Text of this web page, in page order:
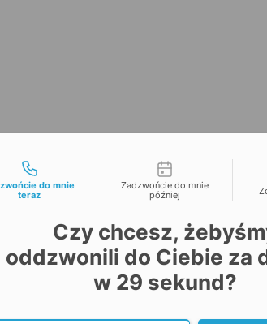
kontaktu
do mnie
teraz
Zadzwońcie do mnie
później
Czy chcesz,
oddzwonili do Ciebie za
w 29 sekund?